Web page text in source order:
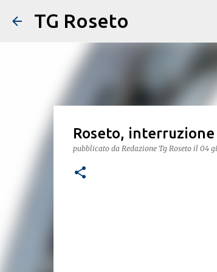
TG Roseto
Roseto, interruzione
pubblicato da Redazione Tg Roseto il 04